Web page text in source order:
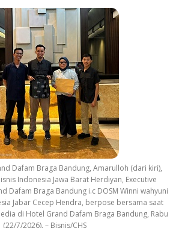
Dafam Braga Bandung, Amarulloh (dari kiri),
Indonesia Jawa Barat Herdiyan, Executive
Dafam Braga Bandung i.c DOSM Winni wahyuni
Jabar Cecep Hendra, berpose bersama saat
di Hotel Grand Dafam Braga Bandung, Rabu
(22/7/2026). – Bisnis/CHS